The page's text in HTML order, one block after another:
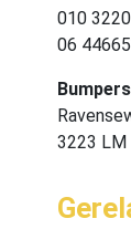
010
06
3223 LM